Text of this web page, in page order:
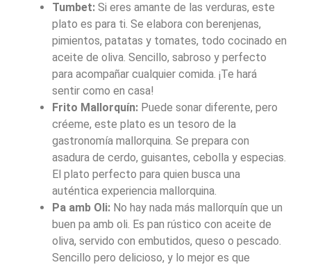
Tumbet: Si eres amante de las verduras, este
plato es para ti. Se elabora con berenjenas,
pimientos, patatas y tomates, todo cocinado en
aceite de oliva. Sencillo, sabroso y perfecto
para acompañar cualquier comida. ¡Te hará
sentir como en casa!
Frito Mallorquín: Puede sonar diferente, pero
créeme, este plato es un tesoro de la
gastronomía mallorquina. Se prepara con
asadura de cerdo, guisantes, cebolla y especias.
El plato perfecto para quien busca una
auténtica experiencia mallorquina.
Pa amb Oli: No hay nada más mallorquín que un
buen pa amb oli. Es pan rústico con aceite de
oliva, servido con embutidos, queso o pescado.
Sencillo pero delicioso, y lo mejor es que